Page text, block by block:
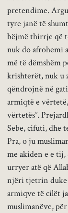
pretendime.
tyre janë të
bëjmë thirrje që
nuk do afrohemi
më të dëmshëm
krishterët, nuk u
qëndrojnë në
armiqtë e
vërtetës”.
Sebe, cifuti, dhe
Pra, o ju
me akiden e e tij,
urryer atë që
njëri tjetrin duke
armiqve të cilët
muslimanëve,